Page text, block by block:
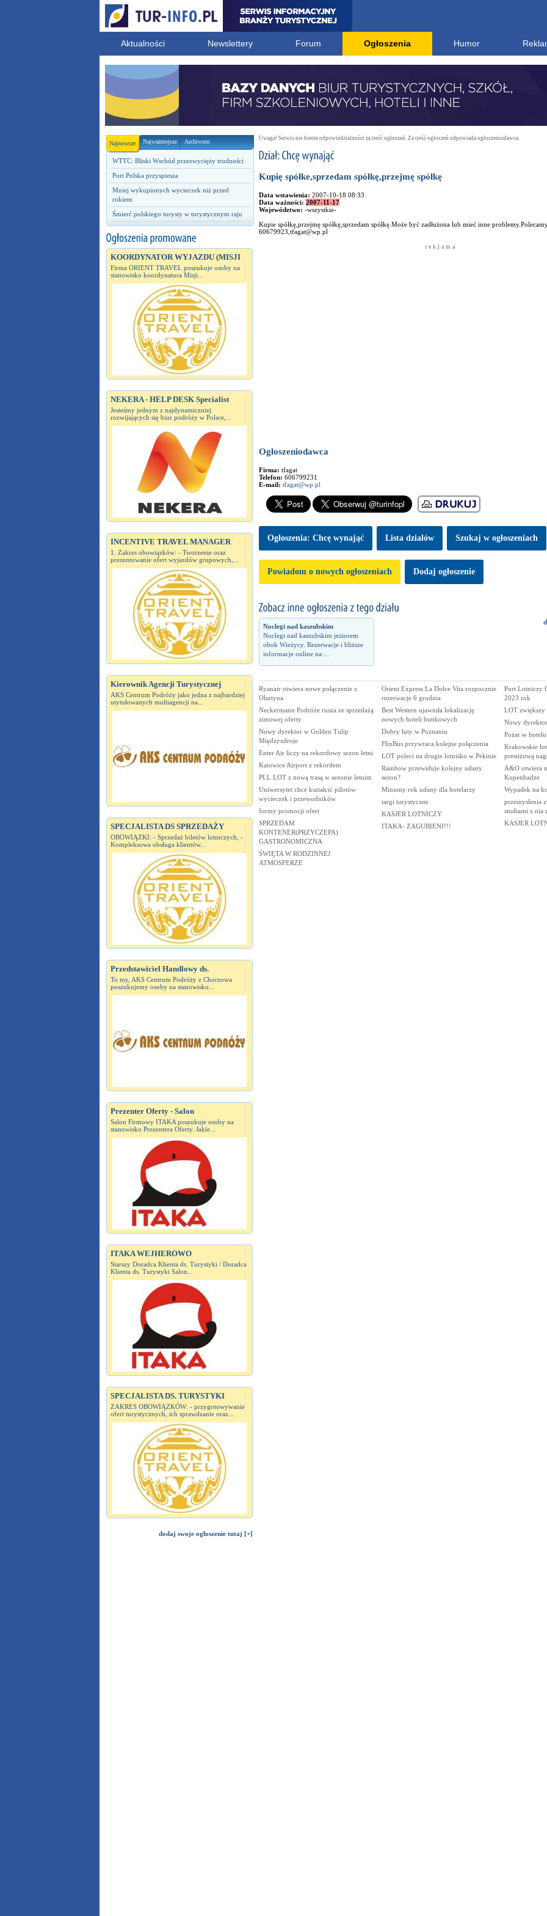
Aktualności Newslettery Forum Ogłoszenia Humor
Najnowsze Najważniejsze Archiwum
WTTC: Bliski Wschód przezwycięży trudności
Port Polska przyspiesza
Mniej wykupionych wycieczek niż przed
rokiem
Śmierć polskiego turysty w turystycznym raju
KOORDYNATOR WYJAZDU (MISJI
Firma ORIENT TRAVEL poszukuje osoby na
stanowisko koordynatora Misji...
NEKERA - HELP DESK Specialist
Jesteśmy jednym z najdynamiczniej
rozwijających się biur podróży w Polsce,...
INCENTIVE TRAVEL MANAGER
1. Zakres obowiązków: - Tworzenie oraz
prezentowanie ofert wyjazdów grupowych,...
Kierownik Agencji Turystycznej
AKS Centrum Podróży jako jedna z najbardziej
utytułowanych multiagencji na...
SPECJALISTA DS SPRZEDAŻY
OBOWIĄZKI: - Sprzedaż biletów lotniczych, -
Kompleksowa obsługa klientów...
Przedstawiciel Handlowy ds.
To my, AKS Centrum Podróży z Chorzowa
poszukujemy osoby na stanowisko...
Prezenter Oferty - Salon
Salon Firmowy ITAKA poszukuje osoby na
stanowisko Prezentera Oferty. Jakie...
ITAKA WEJHEROWO
Starszy Doradca Klienta ds. Turystyki / Doradca
Klienta ds. Turystyki Salon...
SPECJALISTA DS. TURYSTYKI
ZAKRES OBOWIĄZKÓW: - przygotowywanie
ofert turystycznych, ich sprawdzanie oraz...
dodaj swoje ogłoszenie tutaj [+]
Uwaga! Serwis nie bierze odpowiedzialności za treść ogłoszeń. Za treść ogłoszeń odpowiada ogłoszeniodawca.
Kupię spółke,sprzedam spółkę,przejmę spółkę
Data wstawienia: 2007-10-18 08:33
Data ważności: 2007-11-17
Województwo: -wszystkie-
Kupie spółkę,przejmę spółkę,sprzedam spółkę.Może być zadłużona lub mieć inne
60679923,tfagat@wp.pl
r e k l a m a
Ogłoszeniodawca
Firma: tfagat
Telefon: 606799231
E-mail: tfagat@wp.pl
Ogłoszenia: Chcę wynająć Lista dzialów Szukaj w ogłoszeniach
Powiadom o nowych ogłoszeniach Dodaj ogłoszenie
Noclegi nad kaszubskim
Noclegi nad kaszubskim jeziorem
obok Wieżycy. Rezerwacje i bliższe
informacje online na:...
Ryanair otwiera nowe połączenie z
Olsztyna
Neckermann Podróże rusza ze sprzedażą
zimowej oferty
Nowy dyrektor w Golden Tulip
Międzyzdroje
Enter Air liczy na rekordowy sezon letni
Katowice Airport z rekordem
PLL LOT z nową trasą w sezonie letnim
Uniwersytet chce kształcić pilotów
wycieczek i przewodników
formy promocji ofert
SPRZEDAM
KONTENER(PRZYCZEPA)
GASTRONOMICZNA
ŚWIĘTA W RODZINNEJ
ATMOSFERZE
Orient Express La Dolce Vita rozpocznie
rezerwacje 6 grudnia
Best Western ujawniła lokalizację
nowych hoteli butikowych
Dobry luty w Poznaniu
FlixBus przywraca kolejne połączenia
LOT poleci na drugie lotnisko w Pekinie
Rainbow przewiduje kolejny udany
sezon?
Miniony rok udany dla hotelarzy
targi turystyczne
KASJER LOTNICZY
ITAKA- ZAGUBIENI!!!
Port Lotniczy
2023 rok
LOT zwiększy
Nowy
Pożar w hotelu
Krakowskie
prestiżową
A&O otwiera
Kopenhadze
Wypadek na
przemyslenia
studiami z nia
KASJER